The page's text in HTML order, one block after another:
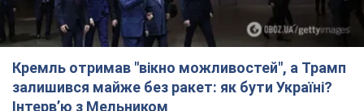
Кремль отримав "вікно можливостей", а Трамп
залишився майже без ракет: як бути Україні?
Інтерв’ю з Мельником